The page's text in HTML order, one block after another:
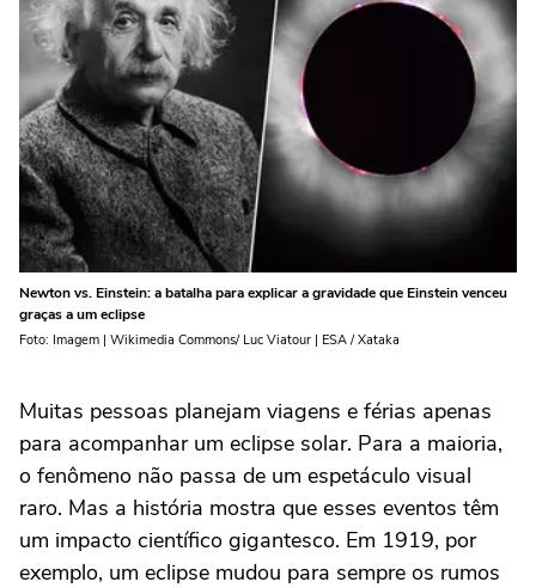
Newton vs. Einstein: a batalha para explicar a gravidade que Einstein venceu
graças a um eclipse
Foto: Imagem | Wikimedia Commons/ Luc Viatour | ESA / Xataka
Muitas pessoas planejam viagens e férias apenas
para acompanhar um eclipse solar. Para a maioria,
o fenômeno não passa de um espetáculo visual
raro. Mas a história mostra que esses eventos têm
um impacto científico gigantesco. Em 1919, por
exemplo, um eclipse mudou para sempre os rumos